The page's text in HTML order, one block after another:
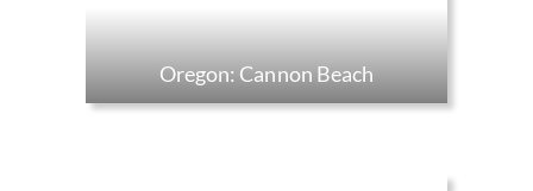
Oregon: Cannon Beach